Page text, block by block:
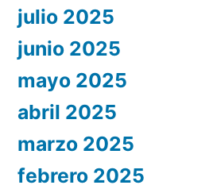
julio 2025
junio 2025
mayo 2025
abril 2025
marzo 2025
febrero 2025